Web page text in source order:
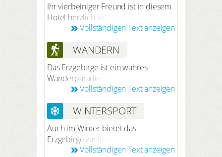
Ihr vierbeiniger Freund ist in diesem
Hotel herzlich willkommen. Nach
vorheriger Anmeldung bei der
pro Hund/Nacht (ohne Futter).
Vollständigen Text anzeigen
WANDERN
Das Erzgebirge ist ein wahres
Wanderparadies. Rund 5.000 km
lange, ausgeschilderte Wanderwege
weite Wiesen und eignen sich
sowohl für gemütliche Wanderer als
auch für aktive Sportler. Während
Ihrer Wanderungen stehen Ihnen
mehrere Wanderhütten zur
Vollständigen Text anzeigen
WINTERSPORT
Auch im Winter bietet das
Erzgebirge zahlreiche
Freizeitaktivitäten. Die traumhafte
Vollständigen Text anzeigen